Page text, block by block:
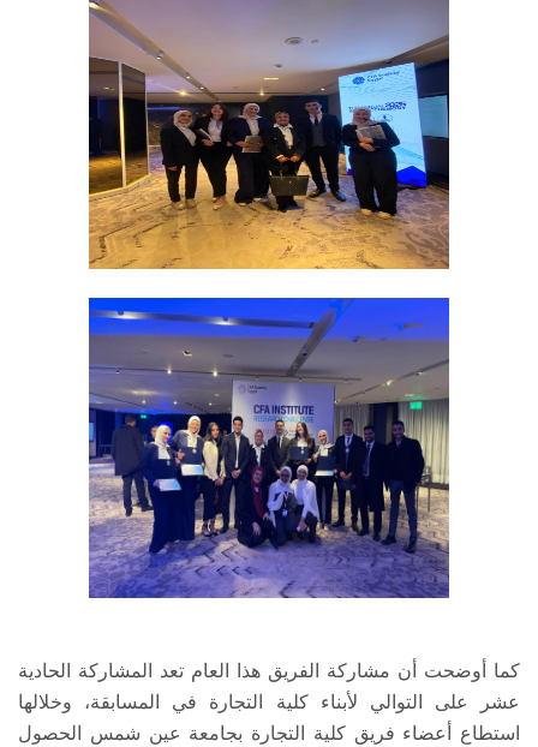
كما أوضحت أن مشاركة الفريق هذا العام تعد المشاركة الحادية
عشر على التوالي لأبناء كلية التجارة في المسابقة، وخلالها
استطاع أعضاء فريق كلية التجارة بجامعة عين شمس الحصول